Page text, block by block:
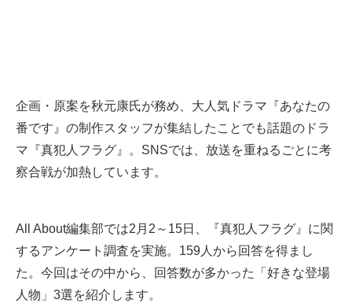
企画・原案を秋元康氏が務め、大人気ドラマ『あなたの
番です』の制作スタッフが集結したことでも話題のドラ
マ『真犯人フラグ』。SNSでは、放送を重ねるごとに考
察合戦が加熱しています。
All About編集部では2月2～15日、『真犯人フラグ』に関
するアンケート調査を実施。159人から回答を得まし
た。今回はその中から、回答数が多かった「好きな登場
人物」3選を紹介します。